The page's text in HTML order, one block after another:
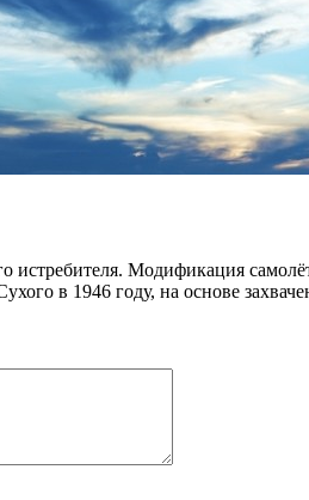
истребителя. Модификация
в 1946 году, на основе